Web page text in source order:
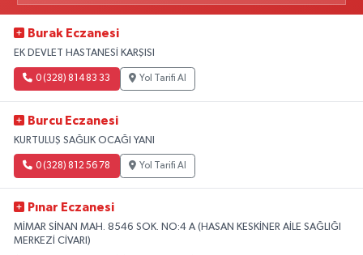
Burak Eczanesi
EK DEVLET HASTANESİ KARŞISI
0 (328) 814 83 33 Yol Tarifi Al
Burcu Eczanesi
KURTULUŞ SAĞLIK OCAĞI YANI
0 (328) 812 56 78 Yol Tarifi Al
Pınar Eczanesi
MİMAR SİNAN MAH. 8546 SOK. NO:4 A (HASAN KESKİNER AİLE SAĞLIĞI
MERKEZİ CİVARI)